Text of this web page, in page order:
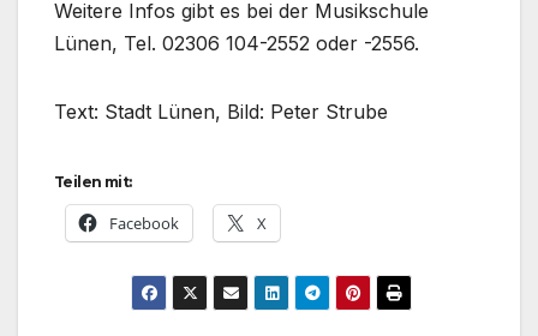
Weitere Infos gibt es bei der Musikschule
Lünen, Tel. 02306 104-2552 oder -2556.
Text: Stadt Lünen, Bild: Peter Strube
Teilen mit:
Facebook X